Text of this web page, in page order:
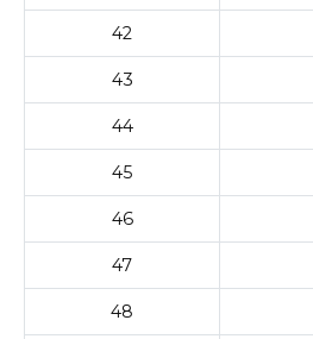
42
43
44
45
46
47
48